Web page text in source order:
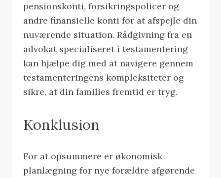
pensionskonti, forsikringspolicer og
andre finansielle konti for at afspejle din
nuværende situation. Rådgivning fra en
advokat specialiseret i testamentering
kan hjælpe dig med at navigere gennem
testamenteringens kompleksiteter og
sikre, at din families fremtid er tryg.
Konklusion
For at opsummere er økonomisk
planlægning for nye forældre afgørende